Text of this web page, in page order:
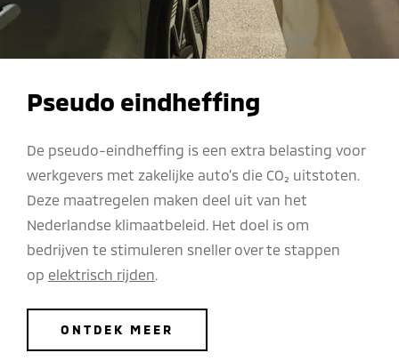
Pseudo eindheffing
De pseudo-eindheffing is een extra belasting voor
werkgevers met zakelijke auto’s die CO₂ uitstoten.
Deze maatregelen maken deel uit van het
Nederlandse klimaatbeleid. Het doel is om
bedrijven te stimuleren sneller over te stappen
op elektrisch rijden
ONTDEK MEER